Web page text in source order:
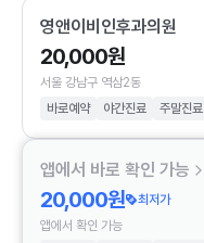
영앤이비인후과의원
20,000원
서울 강남구 역삼2동
바로예약
야간진료 주말진료
앱에서 바로 확인 가능
20,000원
최저가
앱에서 확인 가능